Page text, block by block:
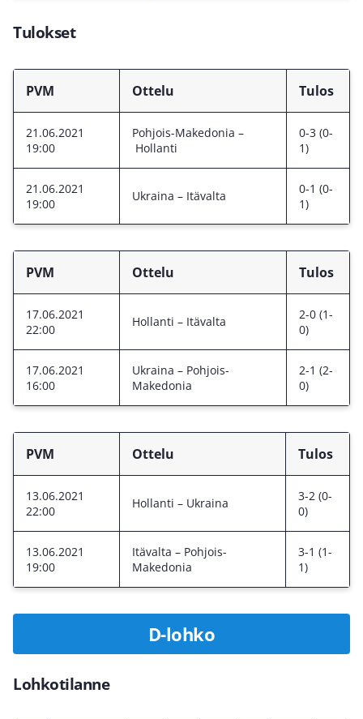
Tulokset
PVM Ottelu Tulos
21.06.2021
19:00
Pohjois-Makedonia –
Hollanti
0-3 (0-
1)
21.06.2021
19:00
Ukraina – Itävalta
0-1 (0-
1)
PVM Ottelu Tulos
17.06.2021
22:00
Hollanti – Itävalta
2-0 (1-
0)
17.06.2021
16:00
Ukraina – Pohjois-
Makedonia
2-1 (2-
0)
PVM Ottelu Tulos
13.06.2021
22:00
Hollanti – Ukraina
3-2 (0-
0)
13.06.2021
19:00
Itävalta – Pohjois-
Makedonia
3-1 (1-
1)
D-lohko
Lohkotilanne